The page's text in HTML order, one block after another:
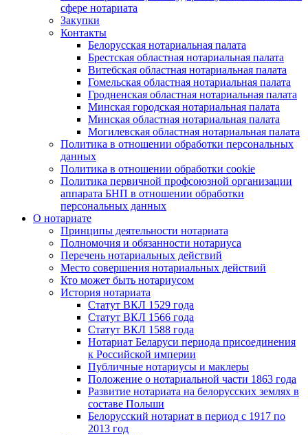
сфере нотариата
Закупки
Контакты
Белорусская нотариальная палата
Брестская областная нотариальная палата
Витебская областная нотариальная палата
Гомельская областная нотариальная палата
Гродненская областная нотариальная палата
Минская городская нотариальная палата
Минская областная нотариальная палата
Могилевская областная нотариальная палата
Политика в отношении обработки персональных
данных
Политика в отношении обработки cookie
Политика первичной профсоюзной организации
аппарата БНП в отношении обработки
персональных данных
О нотариате
Принципы деятельности нотариата
Полномочия и обязанности нотариуса
Перечень нотариальных действий
Место совершения нотариальных действий
Кто может быть нотариусом
История нотариата
Статут ВКЛ 1529 года
Статут ВКЛ 1566 года
Статут ВКЛ 1588 года
Нотариат Беларуси периода присоединения
к Российской империи
Публичные нотариусы и маклеры
Положение о нотариальной части 1863 года
Развитие нотариата на белорусских землях в
составе Польши
Белорусский нотариат в период с 1917 по
2013 год